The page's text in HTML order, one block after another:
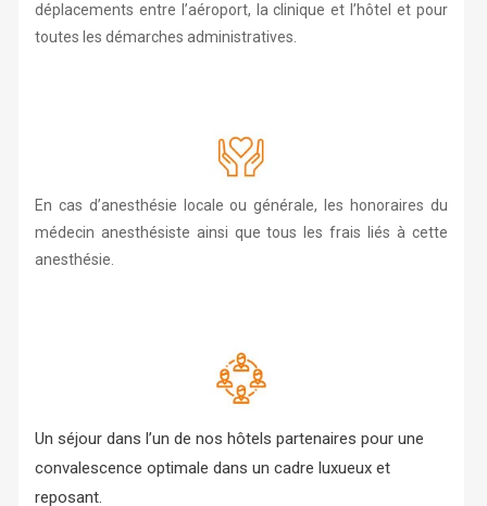
déplacements entre l’aéroport, la clinique et l’hôtel et pour
toutes les démarches administratives.
En cas d’anesthésie locale ou générale, les honoraires du
médecin anesthésiste ainsi que tous les frais liés à cette
anesthésie.
Un séjour dans l’un de nos hôtels partenaires pour une
convalescence optimale dans un cadre luxueux et
reposant.